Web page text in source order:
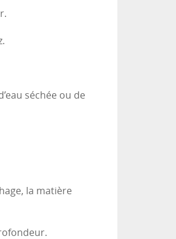
séchée ou de
la matière